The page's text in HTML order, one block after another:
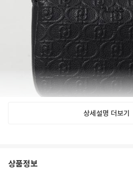
상세설명 더보기
상품정보